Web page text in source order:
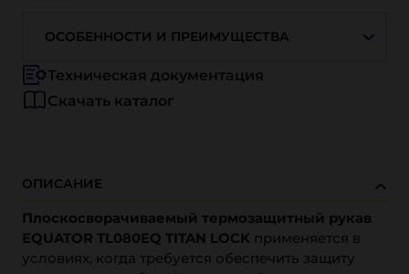
ОСОБЕННОСТИ И ПРЕИМУЩЕСТВА
Техническая документация
Скачать каталог
ОПИСАНИЕ
Плоскосворачиваемый термозащитный рукав
EQUATOR TL080EQ TITAN LOCK применяется в
условиях, когда требуется обеспечить защиту